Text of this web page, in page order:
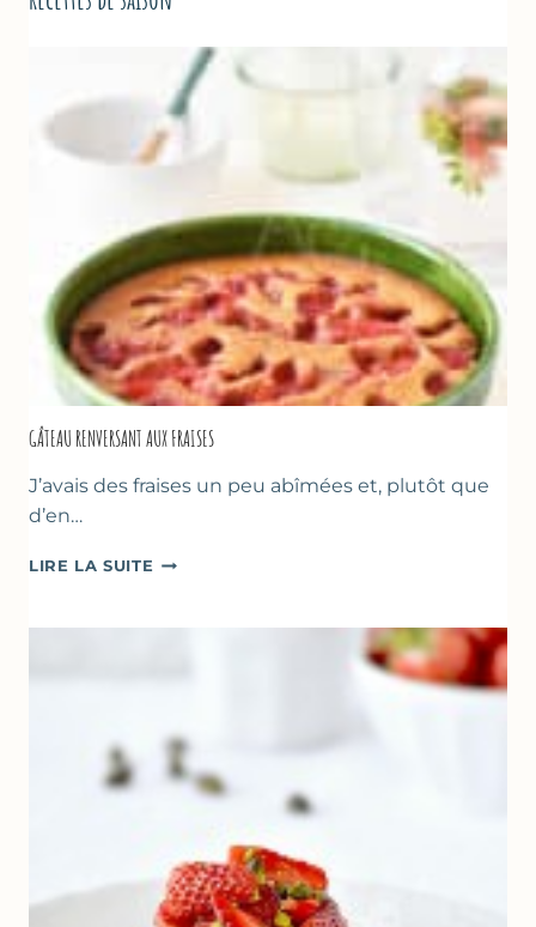
GÂTEAU RENVERSANT AUX FRAISES
J’avais des fraises un peu abîmées et, plutôt que
d’en…
LIRE LA SUITE GÂTEAU
FRAISES